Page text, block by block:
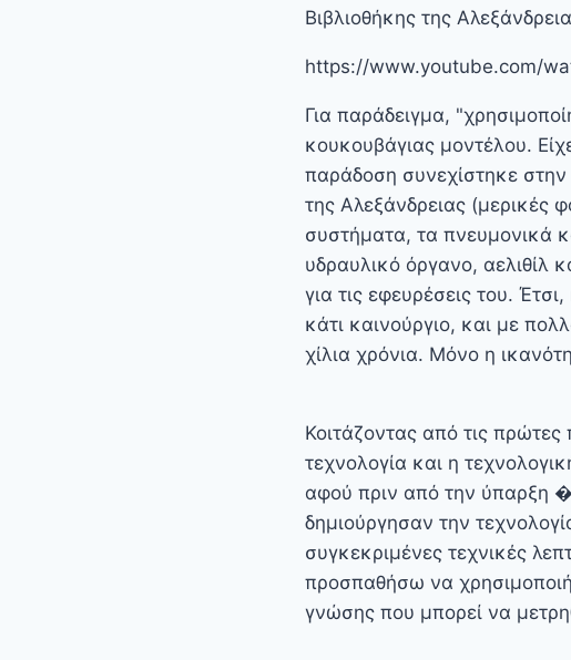
Βιβλιοθήκης της
https://www.youtube.com/
Για παράδειγμα,
κουκουβάγιας μοντέλου.
παράδοση συνεχίστηκε
της Αλεξάνδρειας (μερικές
συστήματα, τα πνευμονικά
υδραυλικό όργανο, αελιθίλ
για τις εφευρέσεις του.
κάτι καινούργιο, και με
χίλια χρόνια. Μόνο η
Κοιτάζοντας από τις
τεχνολογία και η
αφού πριν από την ύπαρξη
δημιούργησαν την
συγκεκριμένες τεχνικές
προσπαθήσω να
γνώσης που μπορεί να